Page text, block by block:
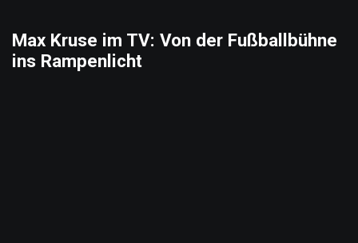
Max Kruse im TV: Von der Fußballbühne
ins Rampenlicht